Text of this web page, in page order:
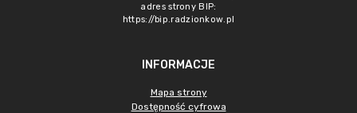
adres strony BIP:
https://bip.radzionkow.pl
INFORMACJE
Mapa strony
Dostępność cyfrowa